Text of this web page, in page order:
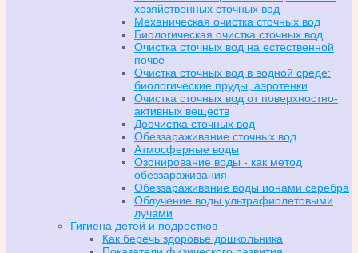
хозяйственных сточных вод
Механическая очистка сточных вод
Биологическая очистка сточных вод
Очистка сточных вод на естественной
почве
Очистка сточных вод в водной среде:
биологические пруды, аэротенки
Очистка сточных вод от поверхностно-
активных веществ
Доочистка сточных вод
Обеззараживание сточных вод
Атмосферные воды
Озонирование воды - как метод
обеззараживания
Обеззараживание воды ионами серебра
Облучение воды ультрафиолетовыми
лучами
Гигиена детей и подростков
Как беречь здоровье дошкольника